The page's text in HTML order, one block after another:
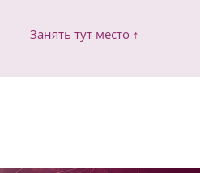
Занять тут место ↑